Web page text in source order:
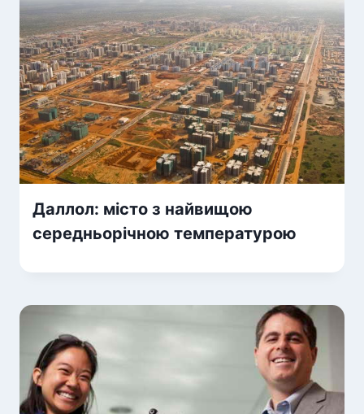
Даллол: місто з найвищою
середньорічною температурою